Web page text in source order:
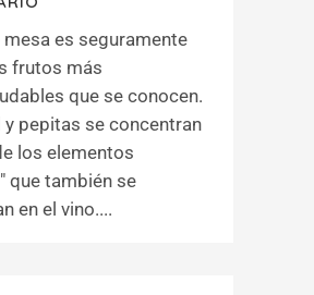
mesa es seguramente
frutos más
que se conocen.
y pepitas se concentran
los elementos
que también se
en el vino....